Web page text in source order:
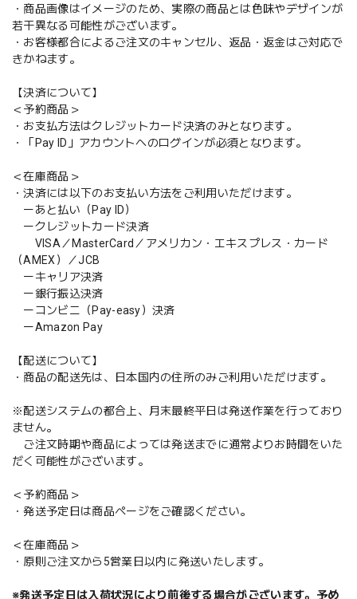
・商品画像はイメージのため、実際の商品とは色味やデザインが
若干異なる可能性がございます。
・お客様都合によるご注文のキャンセル、返品・返金はご対応で
きかねます。
【決済について】
＜予約商品＞
・お支払方法はクレジットカード決済のみとなります。
・「Pay ID」アカウントへのログインが必須となります。
＜在庫商品＞
・決済には以下のお支払い方法をご利用いただけます。
ーあと払い（Pay ID）
ークレジットカード決済
VISA／MasterCard／アメリカン・エキスプレス・カード
（AMEX）／JCB
ーキャリア決済
ー銀行振込決済
ーコンビニ（Pay-easy）決済
ーAmazon Pay
【配送について】
・商品の配送先は、日本国内の住所のみご利用いただけます。
※配送システムの都合上、月末最終平日は発送作業を行っており
ません。
ご注文時期や商品によっては発送までに通常よりお時間をいた
だく可能性がございます。
＜予約商品＞
・発送予定日は商品ページをご確認ください。
＜在庫商品＞
・原則ご注文から5営業日以内に発送いたします。
※発送予定日は入荷状況により前後する場合がございます。予め